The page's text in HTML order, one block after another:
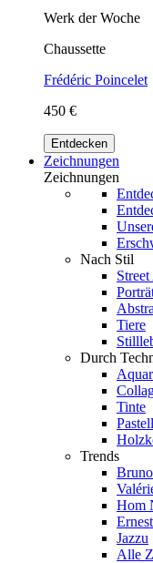
Werk der Woche
Chaussette
Frédéric Poincelet
450 €
Entdecken
Zeichnungen
Zeichnungen
Nach Stil
Tiere
Durch
Tinte
Pastell
Trends
Hom
Jazzu
Alle